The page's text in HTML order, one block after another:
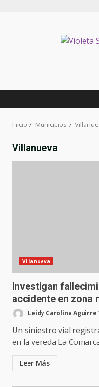
Inicio Municipios
Villanueva
Villanueva
Investigan
accidente en zona
Leidy Carolina Aguirre
Un siniestro vial
en la vereda La
Leer Más